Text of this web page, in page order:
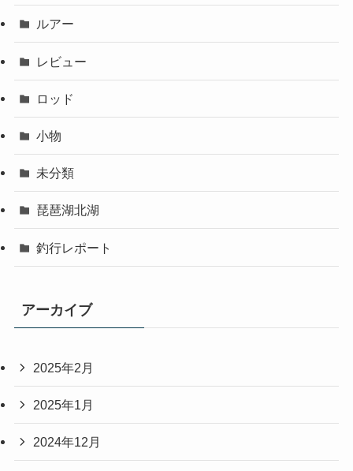
ルアー
レビュー
ロッド
小物
未分類
琵琶湖北湖
釣行レポート
アーカイブ
2025年2月
2025年1月
2024年12月